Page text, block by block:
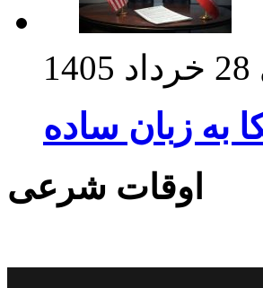
28 خرداد 1405
به زبان ساده
اوقات شرعی